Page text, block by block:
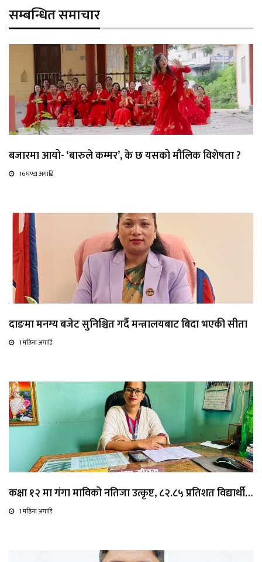
सम्बन्धित समाचार
बजारमा आयो- ‘बारुले कम्मर’, के छ यसको मौलिक विशेषता ?
16 घण्टा अगाडि
दाङमा मनग्य बजेट सुनिश्चित गर्दै मन्त्रालयबाट बिदा भएकी सीता
1 महिना अगाडि
कक्षा १२ मा गंगा माविको नतिजा उत्कृष्ट, ८२.८५ प्रतिशत विद्यार्थी…
1 महिना अगाडि